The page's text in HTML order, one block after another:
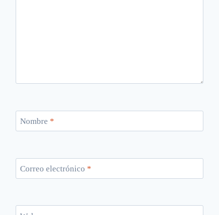
Nombre *
Correo electrónico *